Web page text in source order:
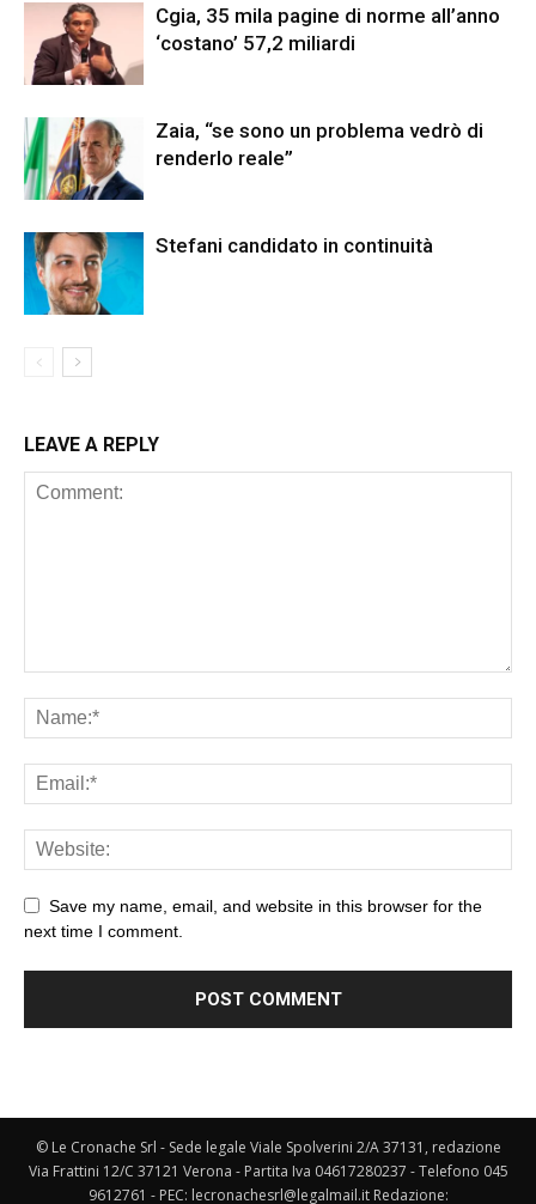
Cgia, 35 mila pagine di norme all’anno
‘costano’ 57,2 miliardi
Zaia, “se sono un problema vedrò di
renderlo reale”
Stefani candidato in continuità
LEAVE A REPLY
Save my name, email, and website in this browser for the
next time I comment.
© Le Cronache Srl - Sede legale Viale Spolverini 2/A 37131, redazione
Via Frattini 12/C 37121 Verona - Partita Iva 04617280237 - Telefono 045
9612761 - PEC: lecronachesrl@legalmail.it Redazione: